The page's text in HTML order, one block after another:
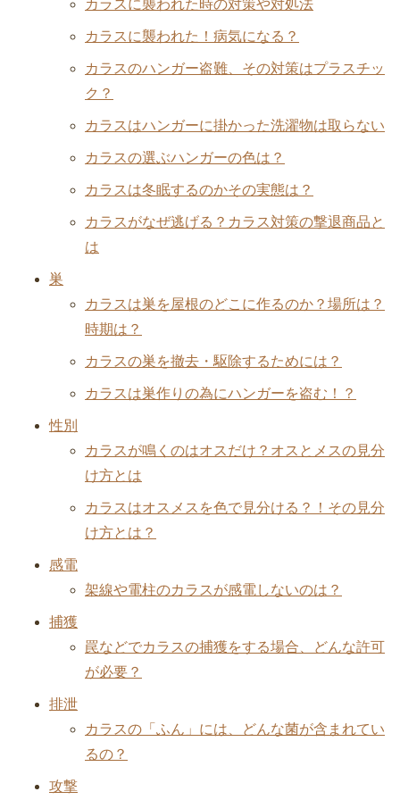
カラスに襲われた時の対策や対処法
カラスに襲われた！病気になる？
カラスのハンガー盗難、その対策はプラスチッ
ク？
カラスはハンガーに掛かった洗濯物は取らない
カラスの選ぶハンガーの色は？
カラスは冬眠するのかその実態は？
カラスがなぜ逃げる？カラス対策の撃退商品と
は
巣
カラスは巣を屋根のどこに作るのか？場所は？
時期は？
カラスの巣を撤去・駆除するためには？
カラスは巣作りの為にハンガーを盗む！？
性別
カラスが鳴くのはオスだけ？オスとメスの見分
け方とは
カラスはオスメスを色で見分ける？！その見分
け方とは？
感電
架線や電柱のカラスが感電しないのは？
捕獲
罠などでカラスの捕獲をする場合、どんな許可
が必要？
排泄
カラスの「ふん」には、どんな菌が含まれてい
るの？
攻撃